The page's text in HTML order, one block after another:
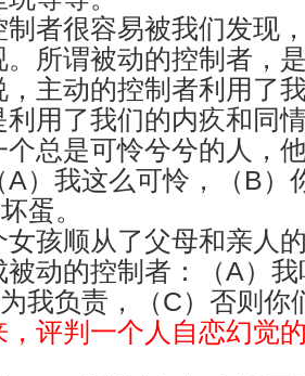
很容易被我们发现，
。所谓被动的控制者，
，主动的控制者利用了
利用了我们的内疚和同
是可怜兮兮的人，他
）我这么可怜，（B）
蛋。
顺从了父母和亲人的
动的控制者：（A）
为我负责，（C）否则你
，评判一个人自恋幻觉